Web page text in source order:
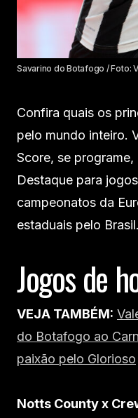
Savarino do Botafogo / Foto:
Confira quais os
pelo mundo inteiro.
Score, se programe,
Destaque para
campeonatos da
estaduais pelo Brasil.
Jogos de
VEJA TAMBÉM:
do Botafogo ao
paixão pelo Glorioso
Notts County x